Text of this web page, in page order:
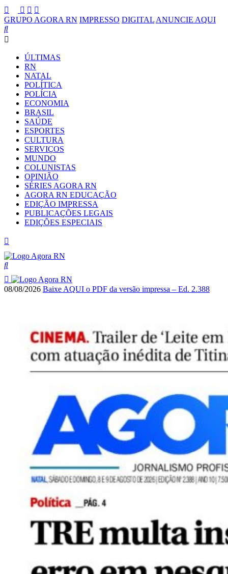
GRUPO AGORA RN IMPRESSO DIGITAL ANUNCIE AQUI
ÚLTIMAS
RN
NATAL
POLÍTICA
POLÍCIA
ECONOMIA
BRASIL
SAÚDE
ESPORTES
CULTURA
SERVIÇOS
MUNDO
COLUNISTAS
OPINIÃO
SÉRIES AGORA RN
AGORA RN EDUCAÇÃO
EDIÇÃO IMPRESSA
PUBLICAÇÕES LEGAIS
EDIÇÕES ESPECIAIS
08/08/2026 Baixe AQUI o PDF da versão impressa – Ed. 2.388